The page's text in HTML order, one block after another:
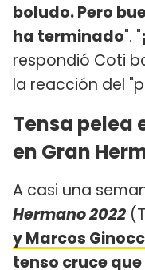
boludo. Pero
ha terminado". "
respondió Coti
la reacción del
Tensa pelea
en Gran
A casi una
Hermano 2022
yMarcos
tenso cruce